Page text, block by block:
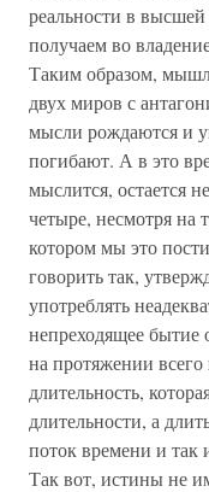
реальности в
получаем во
Таким образом,
двух миров с
мысли рождаются и
погибают. А в это
мыслится, остается
четыре, несмотря на
котором мы это
говорить так,
употреблять
непреходящее бытие
на протяжении
длительность,
длительности, а
поток времени и так
Так вот, истины не